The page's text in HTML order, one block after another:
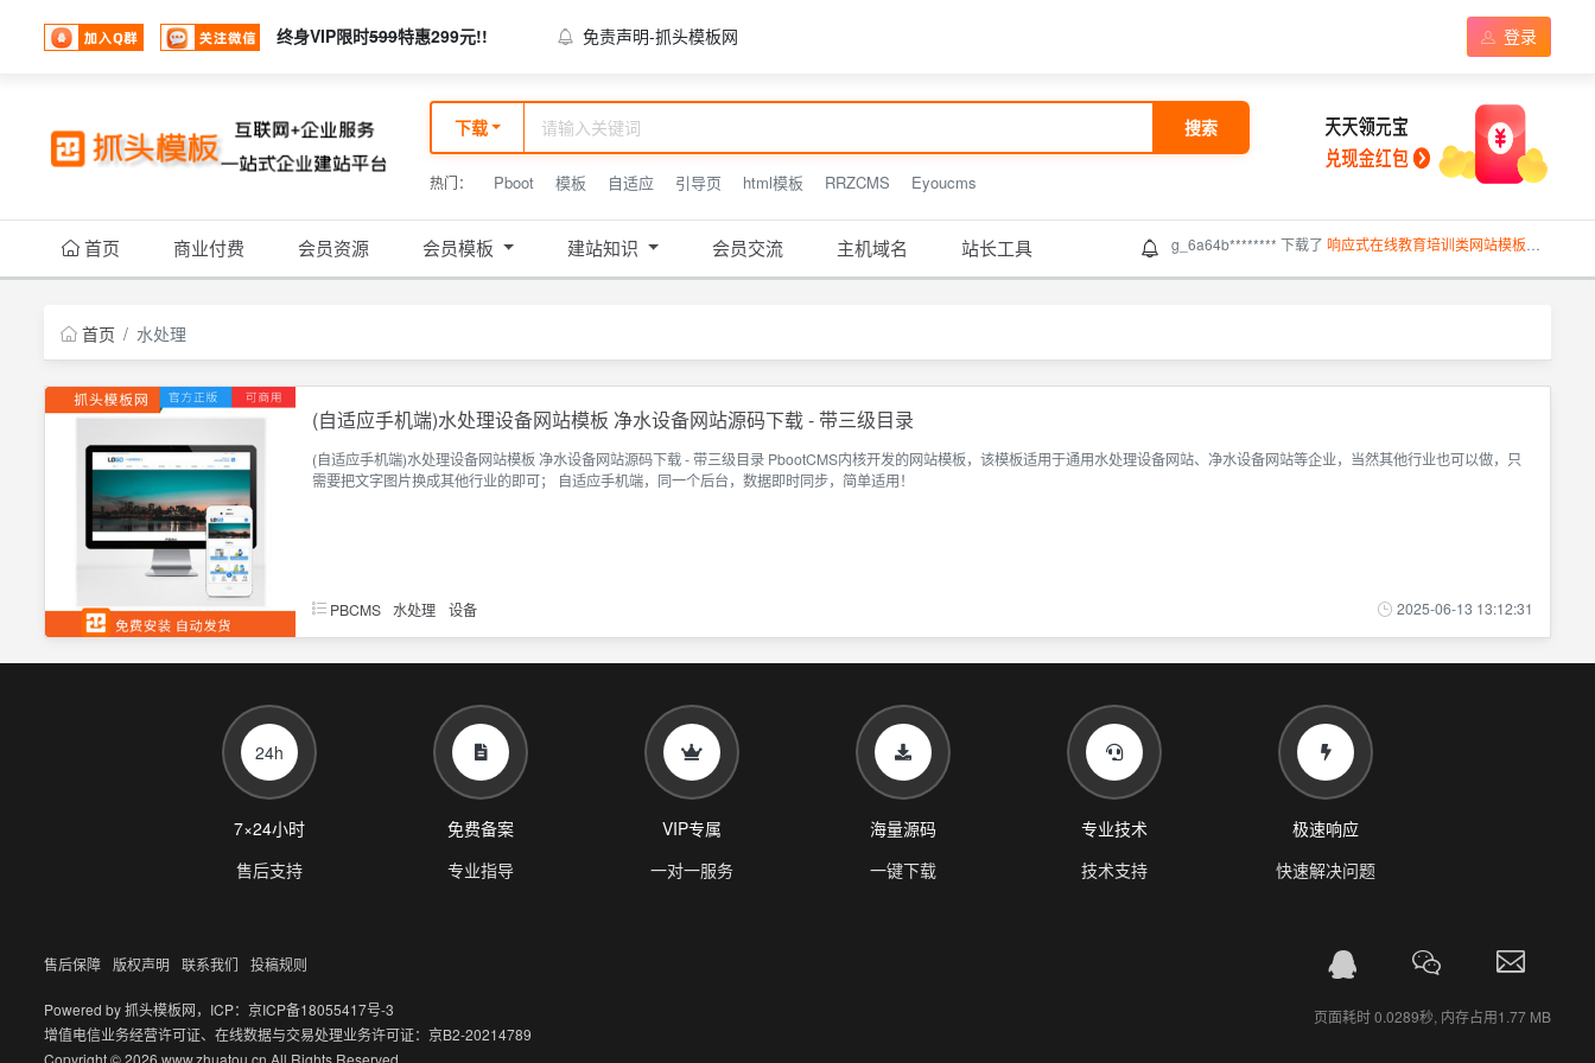
终身VIP限时599特惠299元!! 免责声明-抓头模板网 登录
下载 搜索
热门： Pboot 模板 自适应 引导页 html模板 RRZCMS Eyoucms
首页 商业付费 会员资源 会员模板 建站知识 会员交流 主机域名 站长工具 g_6a64b******** 下载了 响应式在线教育培训类网站模板（响应式）
首页 水处理
(自适应手机端)水处理设备网站模板 净水设备网站源码下载 - 带三级目录
(自适应手机端)水处理设备网站模板 净水设备网站源码下载 - 带三级目录 PbootCMS内核开发的网站模板，该模板适用于通用水处理设备网站、净水设备网站等企业，当然其他行业也可以做，只
需要把文字图片换成其他行业的即可； 自适应手机端，同一个后台，数据即时同步，简单适用！
PBCMS 水处理 设备 2025-06-13 13:12:31
24h
7×24小时
售后支持
免费备案
专业指导
VIP专属
一对一服务
海量源码
一键下载
专业技术
技术支持
极速响应
快速解决问题
售后保障 版权声明 联系我们 投稿规则
Powered by抓头模板网，ICP： 京ICP备18055417号-3
增值电信业务经营许可证、在线数据与交易处理业务许可证：京B2-20214789
页面耗时 0.0289秒, 内存占用1.77 MB